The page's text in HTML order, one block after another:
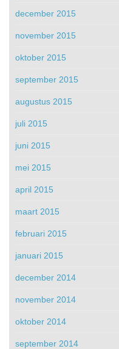
december 2015
november 2015
oktober 2015
september 2015
augustus 2015
juli 2015
juni 2015
mei 2015
april 2015
maart 2015
februari 2015
januari 2015
december 2014
november 2014
oktober 2014
september 2014